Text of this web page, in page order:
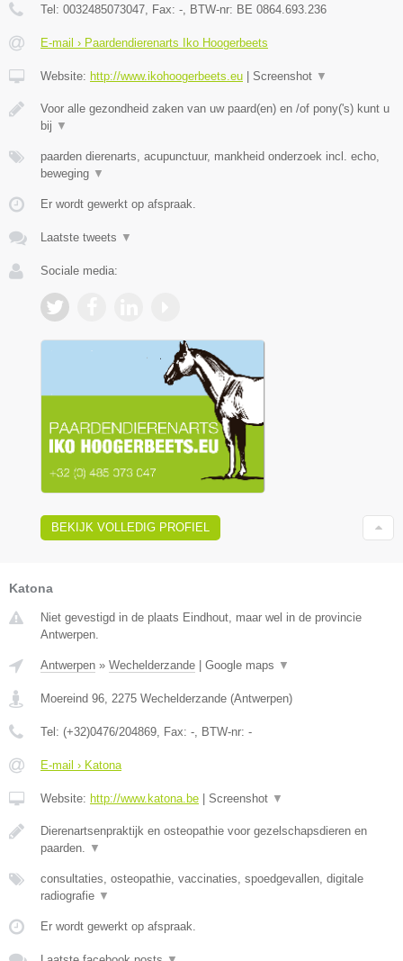
Tel: 0032485073047 , Fax: - , BTW-nr: BE 0864.693.236
E-mail › Paardendierenarts Iko Hoogerbeets
Website: http://www.ikohoogerbeets.eu Screenshot ▼
Voor alle gezondheid zaken van uw paard(en) en /of pony('s) kunt u
bij ▼
paarden dierenarts, acupunctuur, mankheid onderzoek incl. echo,
beweging ▼
Er wordt gewerkt op afspraak.
Laatste tweets ▼
Sociale media:
BEKIJK VOLLEDIG PROFIEL
Katona
Niet gevestigd in de plaats Eindhout, maar wel in de provincie
Antwerpen.
Antwerpen » Wechelderzande Google maps ▼
Moereind 96, 2275 Wechelderzande (Antwerpen)
Tel: (+32)0476/204869, Fax: -, BTW-nr: -
E-mail › Katona
Website: http://www.katona.be Screenshot ▼
Dierenartsenpraktijk en osteopathie voor gezelschapsdieren en
paarden. ▼
consultaties, osteopathie, vaccinaties, spoedgevallen, digitale
radiografie ▼
Er wordt gewerkt op afspraak.